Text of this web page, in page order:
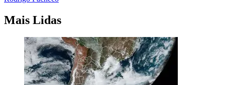
Mais Lidas